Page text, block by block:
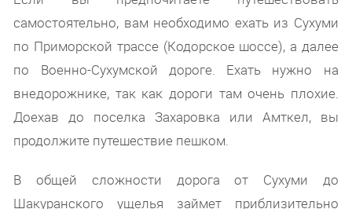
самостоятельно, вам необходимо ехать из Сухуми
по Приморской трассе (Кодорское шоссе), а далее
по Военно-Сухумской дороге. Ехать нужно на
внедорожнике, так как дороги там очень плохие.
Доехав до поселка Захаровка или Амткел, вы
продолжите путешествие пешком.
В общей сложности дорога от Сухуми до
Шакуранского ущелья займет приблизительно